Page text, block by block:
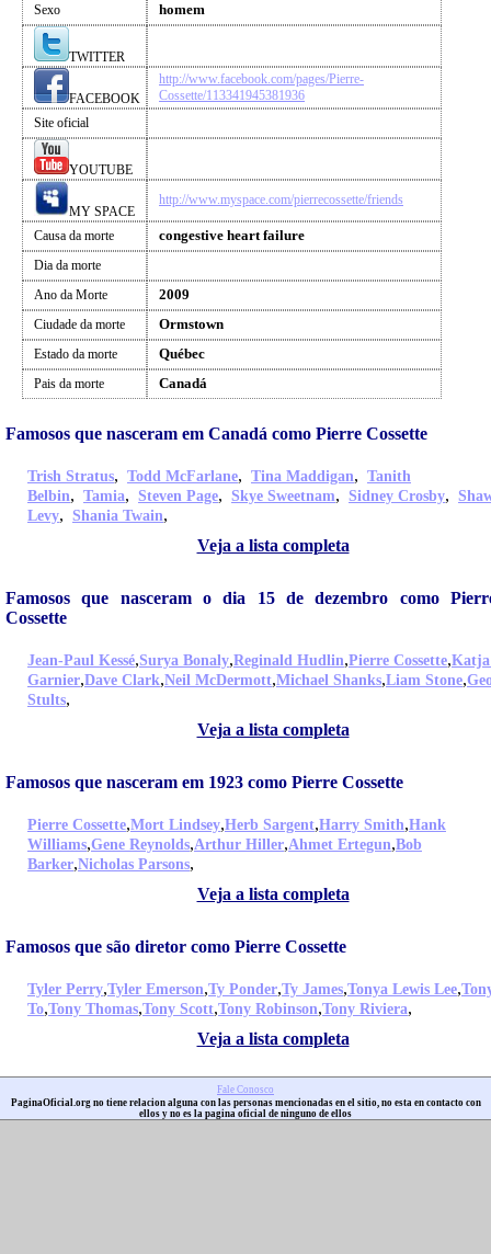
Sexo
homem
TWITTER
FACEBOOK
http://www.facebook.com/pages/Pierre-
Cossette/113341945381936
Site oficial
YOUTUBE
MY SPACE
http://www.myspace.com/pierrecossette/friends
Causa da morte congestive heart failure
Dia da morte
Ano da Morte
2009
Ciudade da morte Ormstown
Estado da morte Québec
Pais da morte Canadá
Famosos que nasceram em Canadá como Pierre Cossette
Trish Stratus, Todd McFarlane, Tina Maddigan, Tanith
Belbin, Tamia, Steven Page, Skye Sweetnam, Sidney Crosby,
Levy, Shania Twain,
Veja a lista completa
Famosos que nasceram o dia 15 de dezembro como
Cossette
Jean-Paul Kessé,Surya Bonaly,Reginald Hudlin,Pierre Cossette,
Garnier,Dave Clark,Neil McDermott,Michael Shanks,Liam Stone,
Stults,
Veja a lista completa
Famosos que nasceram em 1923 como Pierre Cossette
Pierre Cossette,Mort Lindsey,Herb Sargent,Harry Smith,Hank
Williams,Gene Reynolds,Arthur Hiller,Ahmet Ertegun,Bob
Barker,Nicholas Parsons,
Veja a lista completa
Famosos que são diretor como Pierre Cossette
Tyler Perry,Tyler Emerson,Ty Ponder,Ty James,Tonya Lewis Lee,
To,Tony Thomas,Tony Scott,Tony Robinson,Tony Riviera,
Veja a lista completa
Fale Conosco
PaginaOficial.org no tiene relacion alguna con las personas mencionadas en el sitio, no esta en contacto con
ellos y no es la pagina oficial de ninguno de ellos